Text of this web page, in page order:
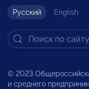
Русский English
© 2023
и среднего